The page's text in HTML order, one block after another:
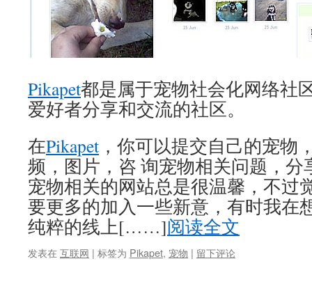
Pikapet都是属于宠物社会化网络社
爱好者分享和交流的社区。
在Pikapet ，你可以提交自己的宠物
频，图片，咨 询宠物相关问题，
宠物相关的网站总是很温馨，不过
要更多的加入一些新意，有时我在
纯粹的线上[……]阅读全文
发表在 互联网 | 标签为 Pikapet, 宠物 | 留下评论